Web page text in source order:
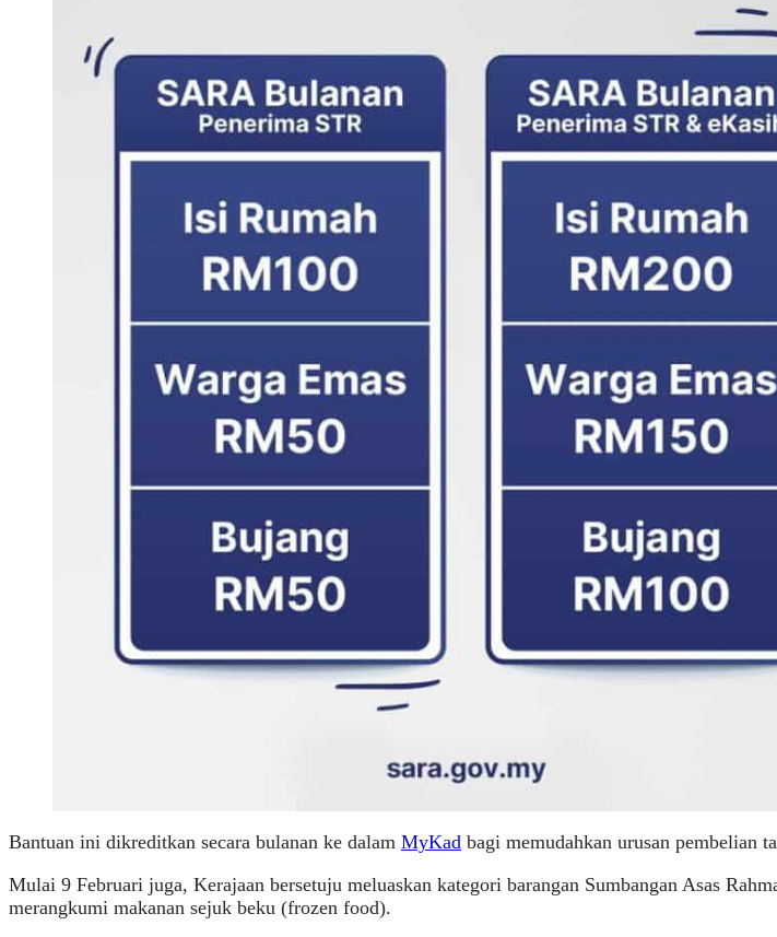
Bantuan ini dikreditkan secara bulanan ke dalam MyKad bagi memudahkan urusan pembelian
Mulai 9 Februari juga, Kerajaan bersetuju meluaskan kategori barangan Sumbangan Asas
merangkumi makanan sejuk beku (frozen food).